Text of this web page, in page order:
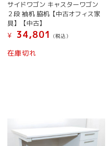
サイドワゴン キャスターワゴン
２段 袖机 脇机【中古オフィス家
具】【中古】
¥
34,801 (税込）
在庫切れ